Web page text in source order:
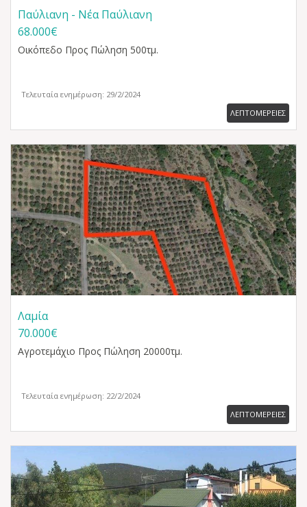
Παύλιανη - Νέα Παύλιανη
68.000€
Οικόπεδο Προς Πώληση 500τμ.
Τελευταία ενημέρωση: 29/2/2024
ΛΕΠΤΟΜΕΡΕΙΕΣ
Λαμία
70.000€
Αγροτεμάχιο Προς Πώληση 20000τμ.
Τελευταία ενημέρωση: 22/2/2024
ΛΕΠΤΟΜΕΡΕΙΕΣ